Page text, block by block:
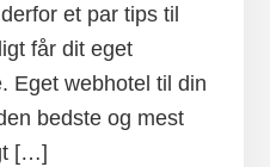
et par tips til
får dit eget
Eget webhotel til din
bedste og mest
[…]